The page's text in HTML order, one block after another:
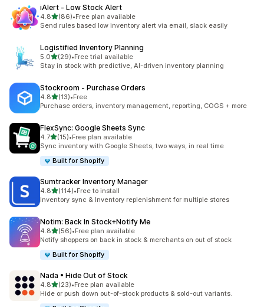
iAlert ‑ Low Stock Alert
4.8เต็ม 5 ดาว
(86)
ทั้งหมด 86 รีวิว
•Free plan available
Send rules based low inventory alert via email, slack easily
Logistified Inventory Planning
5.0เต็ม 5 ดาว
(29)
ทั้งหมด 29 รีวิว
•Free trial available
Stay in stock with predictive, AI-driven inventory planning
Stockroom ‑ Purchase Orders
4.8เต็ม 5 ดาว
(13)
ทั้งหมด 13 รีวิว
•Free
Purchase orders, inventory management, reporting, COGS + more
FlexSync: Google Sheets Sync
4.7เต็ม 5 ดาว
(15)
ทั้งหมด 15 รีวิว
•Free plan available
Sync inventory with Google Sheets, two ways, in real time
Built for Shopify
Sumtracker Inventory Manager
4.8เต็ม 5 ดาว
(114)
ทั้งหมด 114 รีวิว
•Free to install
Inventory sync & Inventory replenishment for multiple stores
Notim: Back In Stock+Notify Me
4.8เต็ม 5 ดาว
(56)
ทั้งหมด 56 รีวิว
•Free plan available
Notify shoppers on back in stock & merchants on out of stock
Built for Shopify
Nada • Hide Out of Stock
4.8เต็ม 5 ดาว
(23)
ทั้งหมด 23 รีวิว
•Free plan available
Hide or push down out-of-stock products & sold-out variants.